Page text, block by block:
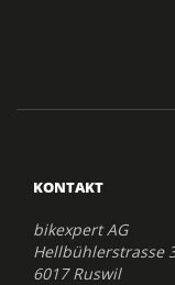
KONTAKT
bikexpert AG
Hellbühlerstrasse
6017 Ruswil